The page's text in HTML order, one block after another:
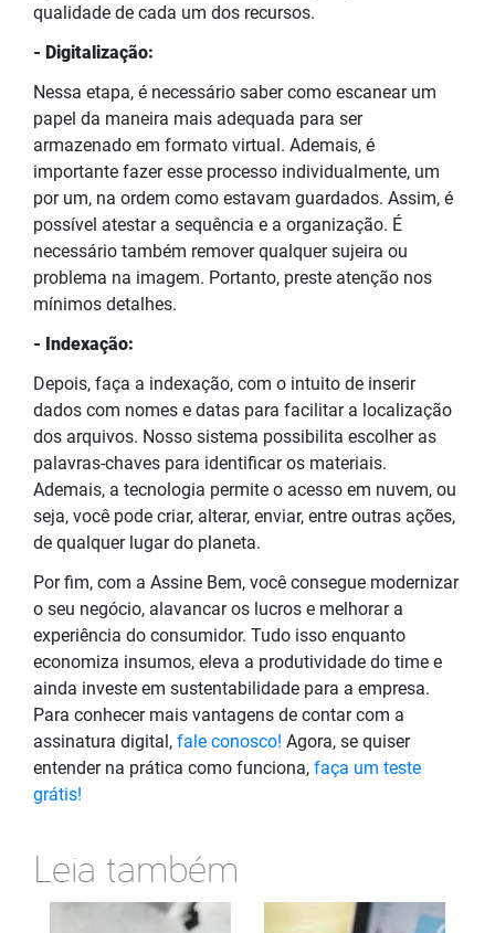
qualidade de cada um dos recursos.
- Digitalização:
Nessa etapa, é necessário saber como escanear um
papel da maneira mais adequada para ser
armazenado em formato virtual. Ademais, é
importante fazer esse processo individualmente, um
por um, na ordem como estavam guardados. Assim, é
possível atestar a sequência e a organização. É
necessário também remover qualquer sujeira ou
problema na imagem. Portanto, preste atenção nos
mínimos detalhes.
- Indexação:
Depois, faça a indexação, com o intuito de inserir
dados com nomes e datas para facilitar a localização
dos arquivos. Nosso sistema possibilita escolher as
palavras-chaves para identificar os materiais.
Ademais, a tecnologia permite o acesso em nuvem, ou
seja, você pode criar, alterar, enviar, entre outras ações,
de qualquer lugar do planeta.
Por fim, com a Assine Bem, você consegue modernizar
o seu negócio, alavancar os lucros e melhorar a
experiência do consumidor. Tudo isso enquanto
economiza insumos, eleva a produtividade do time e
ainda investe em sustentabilidade para a empresa.
Para conhecer mais vantagens de contar com a
assinatura digital, fale conosco! Agora, se quiser
entender na prática como funciona, faça um teste
grátis!
Leia também